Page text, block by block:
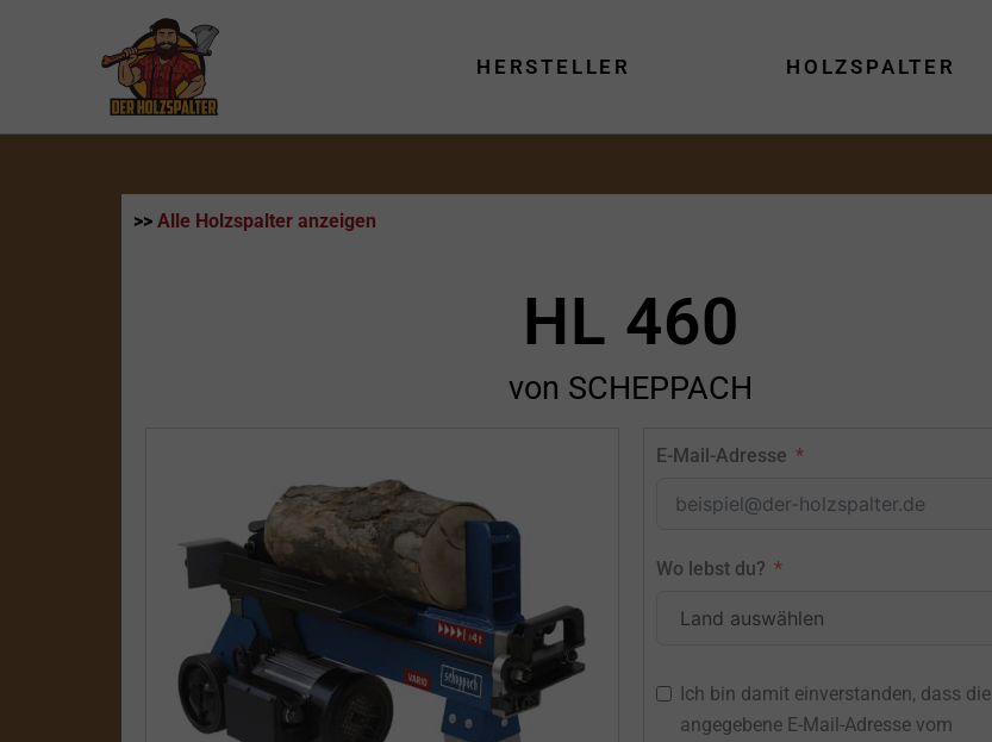
HERSTELLER HOLZSPALTER
>> Alle Holzspalter anzeigen
HL 460
von SCHEPPACH
E-Mail-Adresse
Wo lebst du?
Ich bin damit einverstanden, dass die
angegebene E-Mail-Adresse vom